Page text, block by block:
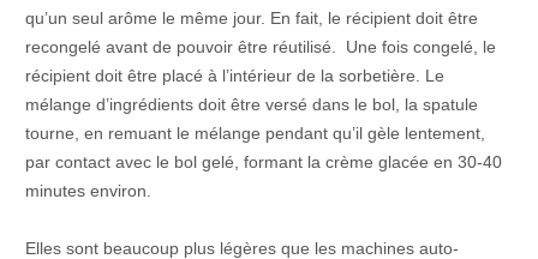
qu’un seul arôme le même jour. En fait, le récipient doit être
recongelé avant de pouvoir être réutilisé. Une fois congelé, le
récipient doit être placé à l’intérieur de la sorbetière. Le
mélange d’ingrédients doit être versé dans le bol, la spatule
tourne, en remuant le mélange pendant qu’il gèle lentement,
par contact avec le bol gelé, formant la crème glacée en 30-40
minutes environ.
Elles sont beaucoup plus légères que les machines auto-